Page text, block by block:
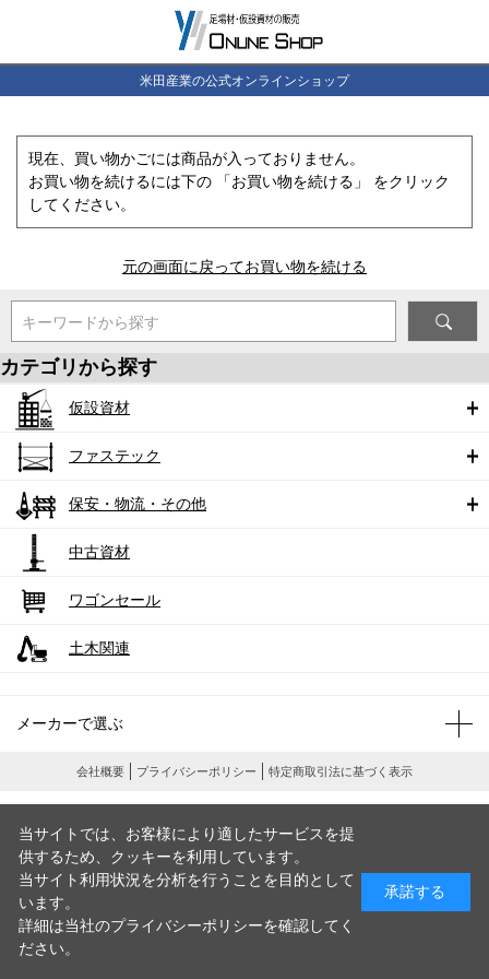
米田産業の公式オンラインショップ
現在、買い物かごには商品が入っておりません。
お買い物を続けるには下の 「お買い物を続ける」 をクリック
してください。
元の画面に戻ってお買い物を続ける
キーワードから探す
カテゴリから探す
仮設資材
ファステック
保安・物流・その他
中古資材
ワゴンセール
土木関連
メーカーで選ぶ
会社概要 プライバシーポリシー 特定商取引法に基づく表示
当サイトでは、お客様により適したサービスを提
供するため、クッキーを利用しています。
当サイト利用状況を分析を行うことを目的として
います。
詳細は当社のプライバシーポリシーを確認してく
ださい。
承諾する